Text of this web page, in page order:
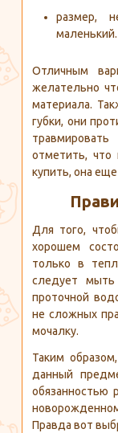
размер,
маленький.
Отличным
желательно
материала.
губки, они
отметить, что
купить, она
Для того,
хорошем
только в
следует
проточной
не сложных
мочалку.
Таким
данный
обязанностью
Правда вот